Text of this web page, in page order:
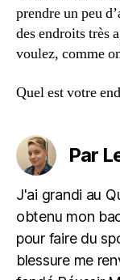
prendre un peu
des endroits très
voulez, comme
Quel est votre
Par
J'ai grandi au
obtenu mon
pour faire du
blessure me